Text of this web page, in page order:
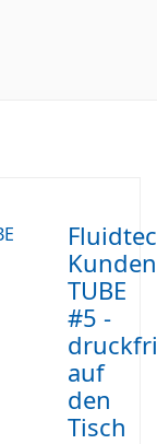
TUBE
#5 -
auf
den
Tisch